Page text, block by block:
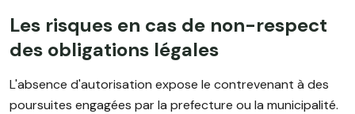
Les risques en cas de non-respect
des obligations légales
L'absence d'autorisation expose le contrevenant à des
poursuites engagées par la prefecture ou la municipalité.